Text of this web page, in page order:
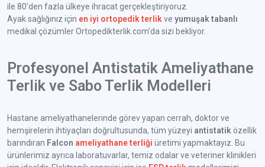
ile 80’den fazla ülkeye ihracat gerçekleştiriyoruz.
Ayak sağlığınız için en iyi ortopedik terlik ve yumuşak tabanlı
medikal çözümler Ortopedikterlik.com'da sizi bekliyor.
Profesyonel Antistatik Ameliyathane
Terlik ve Sabo Terlik Modelleri
Hastane ameliyathanelerinde görev yapan cerrah, doktor ve
hemşirelerin ihtiyaçları doğrultusunda, tüm yüzeyi antistatik özellik
barındıran Falcon ameliyathane terliği üretimi yapmaktayız. Bu
ürünlerimiz ayrıca laboratuvarlar, temiz odalar ve veteriner klinikleri